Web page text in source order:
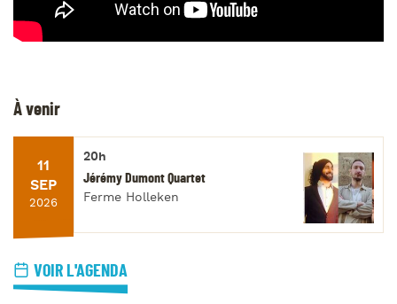
À venir
11
SEP
2026
20h
Jérémy Dumont Quartet
Ferme Holleken
VOIR L'AGENDA